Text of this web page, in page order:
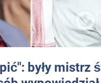
były mistrz